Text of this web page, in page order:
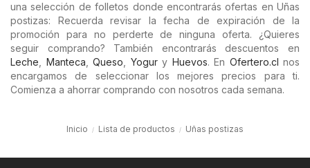
una selección de folletos donde encontrarás ofertas en Uñas
postizas: Recuerda revisar la fecha de expiración de la
promoción para no perderte de ninguna oferta. ¿Quieres
seguir comprando? También encontrarás descuentos en
Leche
Manteca Queso Yogury Huevos. En Ofertero.cl nos
encargamos de seleccionar los mejores precios para ti.
Comienza a ahorrar comprando con nosotros cada semana.
Inicio Lista de productos Uñas postizas